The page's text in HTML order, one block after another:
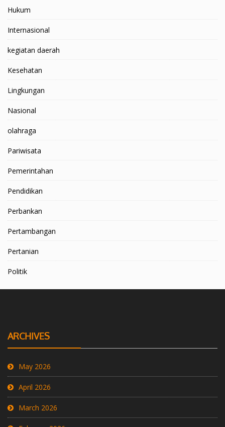
Hukum
Internasional
kegiatan daerah
Kesehatan
Lingkungan
Nasional
olahraga
Pariwisata
Pemerintahan
Pendidikan
Perbankan
Pertambangan
Pertanian
Politik
ARCHIVES
May 2026
April 2026
March 2026